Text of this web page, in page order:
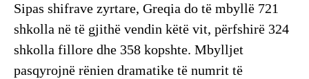
Sipas shifrave zyrtare, Greqia do të mbyllë 721
shkolla në të gjithë vendin këtë vit, përfshirë 324
shkolla fillore dhe 358 kopshte. Mbylljet
pasqyrojnë rënien dramatike të numrit të